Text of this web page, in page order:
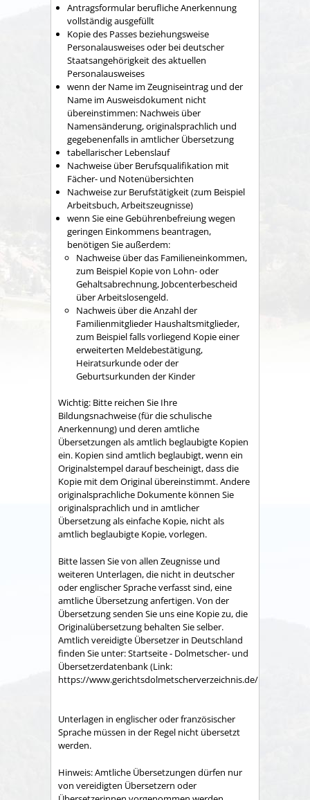
Antragsformular berufliche Anerkennung
vollständig ausgefüllt
Kopie des Passes beziehungsweise
Personalausweisesoder bei deutscher
Staatsangehörigkeit des aktuellen
Personalausweises
wenn der Name im Zeugniseintrag und der
Name im Ausweisdokument nicht
übereinstimmen: Nachweis über
Namensänderung, originalsprachlich und
gegebenenfalls in amtlicher Übersetzung
tabellarischer Lebenslauf
Nachweise über Berufsqualifikation mit
Fächer- und Notenübersichten
Nachweise zur Berufstätigkeit (zum Beispiel
Arbeitsbuch, Arbeitszeugnisse)
wenn Sie eine Gebührenbefreiung wegen
geringen Einkommens beantragen,
benötigen Sie außerdem:
Nachweise über das Familieneinkommen,
zum Beispiel Kopie von Lohn- oder
Gehaltsabrechnung, Jobcenterbescheid
über Arbeitslosengeld.
Nachweis über dieAnzahl der
Familienmitglieder Haushaltsmitglieder,
zum Beispielfalls vorliegend Kopie einer
erweiterten Meldebestätigung,
Heiratsurkunde oder der
Geburtsurkunden der Kinder
Wichtig: Bitte reichen Sie Ihre
Bildungsnachweise (für die schulische
Anerkennung) und deren amtliche
Übersetzungen als amtlich beglaubigte Kopien
ein. Kopien sind amtlich beglaubigt, wenn ein
Originalstempel darauf bescheinigt, dass die
Kopie mit dem Original übereinstimmt. Andere
originalsprachliche Dokumente können Sie
originalsprachlich und in amtlicher
Übersetzung als einfache Kopie, nicht als
amtlich beglaubigte Kopie, vorlegen.
Bitte lassen Sie von allen Zeugnisse und
weiteren Unterlagen, die nicht in deutscher
oder englischer Sprache verfasst sind, eine
amtliche Übersetzung anfertigen. Von der
Übersetzung senden Sie uns eine Kopie zu, die
Originalübersetzung behalten Sie selber.
Amtlich vereidigte Übersetzer in Deutschland
finden Sie unter: Startseite - Dolmetscher- und
Übersetzerdatenbank (Link:
https://www.gerichtsdolmetscherverzeichnis.de/Recherche/).
Unterlagen in englischer oder französischer
Sprache müssen in der Regel nicht übersetzt
werden.
Hinweis: Amtliche Übersetzungen dürfen nur
von vereidigten Übersetzern oder